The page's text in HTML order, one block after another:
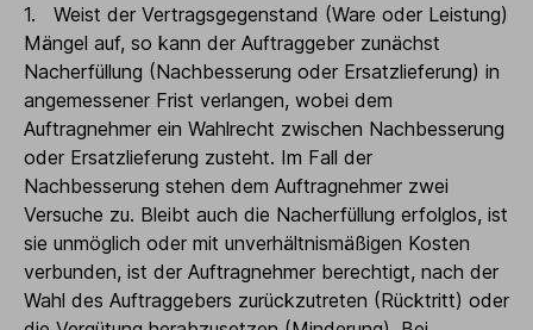
1. Weist der Vertragsgegenstand (Ware oder Leistung)
Mängel auf, so kann der Auftraggeber zunächst
Nacherfüllung (Nachbesserung oder Ersatzlieferung) in
angemessener Frist verlangen, wobei dem
Auftragnehmer ein Wahlrecht zwischen Nachbesserung
oder Ersatzlieferung zusteht. Im Fall der
Nachbesserung stehen dem Auftragnehmer zwei
Versuche zu. Bleibt auch die Nacherfüllung erfolglos, ist
sie unmöglich oder mit unverhältnismäßigen Kosten
verbunden, ist der Auftragnehmer berechtigt, nach der
Wahl des Auftraggebers zurückzutreten (Rücktritt) oder